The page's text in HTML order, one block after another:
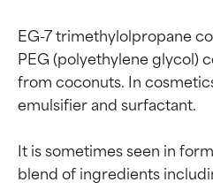
EG-7 trimethylolpropane
PEG (polyethylene glycol)
from coconuts. In
emulsifier and surfactant.
It is sometimes seen in
blend of ingredients